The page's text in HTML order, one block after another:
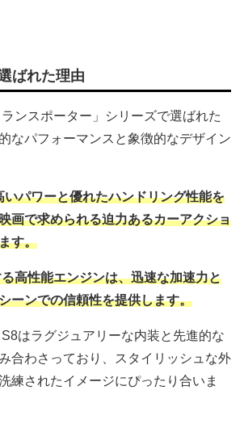
ばれた理由
ンスポーター」シリーズで選ばれた
なパフォーマンスと象徴的なデザイン
いパワーと優れたハンドリング性能を
画で求められる迫力あるカーアクショ
す。
高性能エンジンは、迅速な加速力と
ーンでの信頼性を提供します。
はラグジュアリーな内装と先進的な
合わさっており、スタイリッシュな外
練されたイメージにぴったり合いま